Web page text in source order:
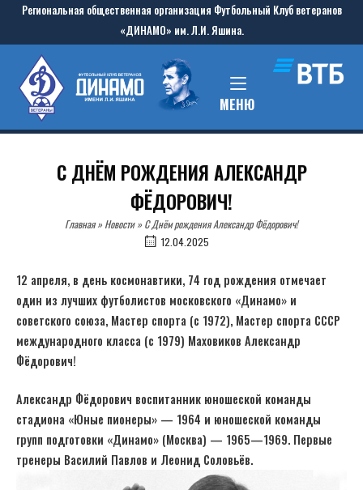
content
Региональная общественная организация Футбольный Клуб ветеранов
«ДИНАМО» им. Л.И. Яшина.
Home
МЕНЮMENU
С ДНЁМ РОЖДЕНИЯ АЛЕКСАНДР
ФЁДОРОВИЧ!
Главная» Новости» С Днём рождения Александр Фёдорович!
12.04.2025
12 апреля, в день космонавтики, 74 год рождения отмечает
один из лучших футболистов московского «Динамо» и
советского союза, Мастер спорта (с 1972), Мастер спорта СССР
международного класса (с 1979) Маховиков Александр
Фёдорович!
Александр Фёдорович воспитанник юношеской команды
стадиона «Юные пионеры» — 1964 и юношеской команды
групп подготовки «Динамо» (Москва) — 1965—1969. Первые
тренеры Василий Павлов и Леонид Соловьёв.